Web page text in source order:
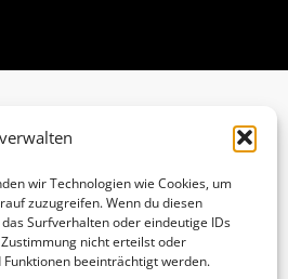
wir Technologien wie Cookies, um
zuzugreifen. Wenn du diesen
Surfverhalten oder eindeutige IDs
nicht erteilst oder
beeinträchtigt werden.